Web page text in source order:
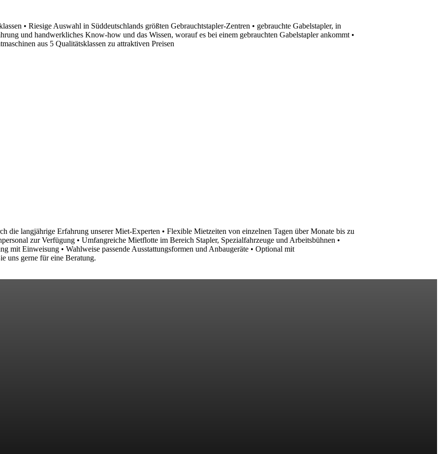
• Riesige Auswahl in Süddeutschlands größten Gebrauchtstapler-Zentren • gebrauchte Gabelstapler, in
und handwerkliches Know-how und das Wissen, worauf es bei einem gebrauchten Gabelstapler ankommt •
aus 5 Qualitätsklassen zu attraktiven Preisen
die langjährige Erfahrung unserer Miet-Experten • Flexible Mietzeiten von einzelnen Tagen über Monate bis zu
zur Verfügung • Umfangreiche Mietflotte im Bereich Stapler, Spezialfahrzeuge und Arbeitsbühnen •
mit Einweisung • Wahlweise passende Ausstattungsformen und Anbaugeräte • Optional mit
uns gerne für eine Beratung.